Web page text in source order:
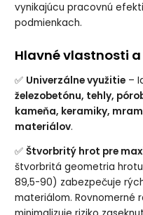
vynikajúcu pracovnú
podmienkach.
Hlavné vlastnosti
✅ Univerzálne využitie –
železobetónu, tehly,
kameňa, keramiky,
materiálov.
✅Štvorbritý hrot pre
štvorbritá geometria
89,5-90) zabezpečuje
materiálom. Rovnomerné